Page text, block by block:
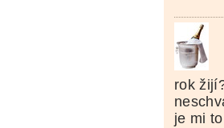
rok
je mi